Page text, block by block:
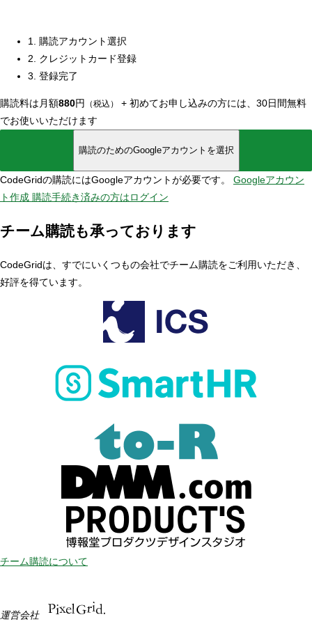
1. 購読アカウント選択
2. クレジットカード登録
3. 登録完了
購読料は月額880円 （税込） + 初めてお申し込みの方には、30日間無料
でお使いいただけます
購読のためのGoogleアカウントを選択
CodeGridの購読にはGoogleアカウントが必要です。 Googleアカウン
ト作成 購読手続き済みの方はログイン
チーム購読も承っております
CodeGridは、すでにいくつもの会社でチーム購読をご利用いただき、
好評を得ています。
チーム購読について
運営会社